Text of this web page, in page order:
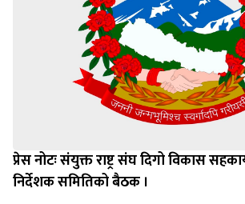
प्रेस नोटः संयुक्त राष्ट्र संघ दिगो विकास
निर्देशक समितिको बैठक ।